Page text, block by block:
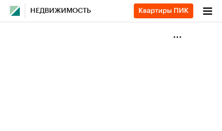
НЕДВИЖИМОСТЬ